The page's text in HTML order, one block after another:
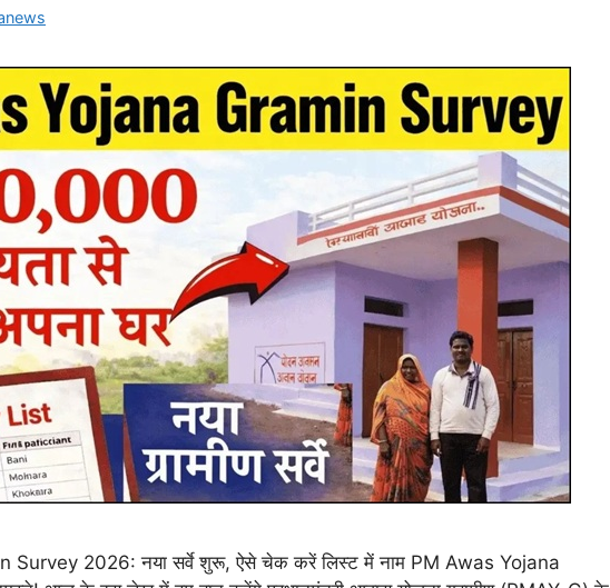
Survey 2026: नया सर्वे शुरू, ऐसे चेक करें लिस्ट में नाम PM Awas Yojana